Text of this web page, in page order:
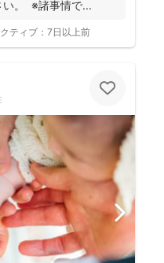
い。 ※諸事情で...
ティブ： 7日以上前